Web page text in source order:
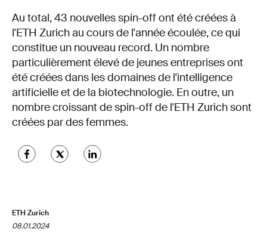
Au total, 43 nouvelles spin-off ont été créées à
l'ETH Zurich au cours de l'année écoulée, ce qui
constitue un nouveau record. Un nombre
particulièrement élevé de jeunes entreprises ont
été créées dans les domaines de l'intelligence
artificielle et de la biotechnologie. En outre, un
nombre croissant de spin-off de l'ETH Zurich sont
créées par des femmes.
ETH Zurich
08.01.2024